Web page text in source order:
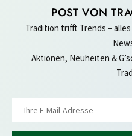
POST VON
Tradition trifft Trends –
Aktionen, Neuheiten &